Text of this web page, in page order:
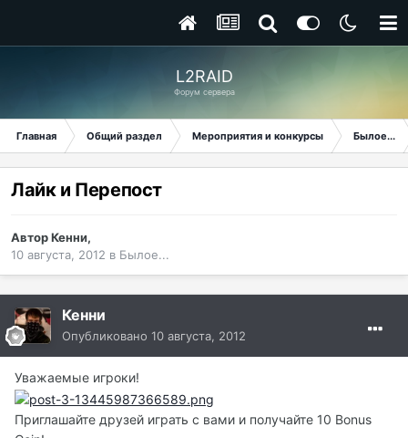
L2RAID
Форум сервера
Главная Общий раздел Мероприятия и конкурсы Былое...
Лайк и Перепост
АвторКенни,
10 августа, 2012 в Былое...
Кенни
Опубликовано 10 августа, 2012
Уважаемые игроки!
Приглашайте друзей играть с вами и получайте 10 Bonus